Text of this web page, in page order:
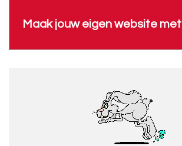
Maak jouw eigen website met